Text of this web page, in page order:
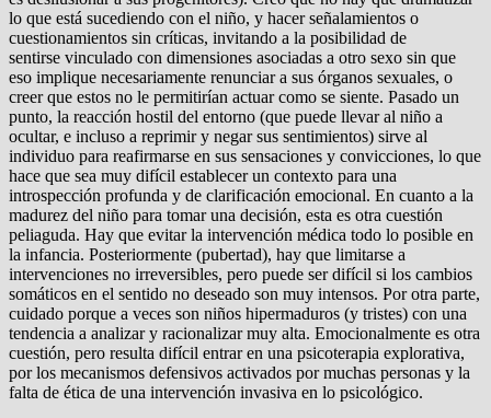
lo que está sucediendo con el niño, y hacer señalamientos o
cuestionamientos sin críticas, invitando a la posibilidad de
sentirse vinculado con dimensiones asociadas a otro sexo sin que
eso implique necesariamente renunciar a sus órganos sexuales, o
creer que estos no le permitirían actuar como se siente. Pasado un
punto, la reacción hostil del entorno (que puede llevar al niño a
ocultar, e incluso a reprimir y negar sus sentimientos) sirve al
individuo para reafirmarse en sus sensaciones y convicciones, lo que
hace que sea muy difícil establecer un contexto para una
introspección profunda y de clarificación emocional. En cuanto a la
madurez del niño para tomar una decisión, esta es otra cuestión
peliaguda. Hay que evitar la intervención médica todo lo posible en
la infancia. Posteriormente (pubertad), hay que limitarse a
intervenciones no irreversibles, pero puede ser difícil si los cambios
somáticos en el sentido no deseado son muy intensos. Por otra parte,
cuidado porque a veces son niños hipermaduros (y tristes) con una
tendencia a analizar y racionalizar muy alta. Emocionalmente es otra
cuestión, pero resulta difícil entrar en una psicoterapia explorativa,
por los mecanismos defensivos activados por muchas personas y la
falta de ética de una intervención invasiva en lo psicológico.